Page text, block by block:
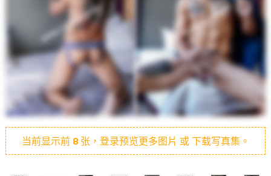
当前显示前 8张，登录预览更多图片 或 下载写真集。